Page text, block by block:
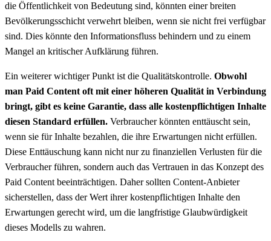
die Öffentlichkeit von Bedeutung sind, könnten einer breiten
Bevölkerungsschicht verwehrt bleiben, wenn sie nicht frei verfügbar
sind. Dies könnte den Informationsfluss behindern und zu einem
Mangel an kritischer Aufklärung führen.
Ein weiterer wichtiger Punkt ist die Qualitätskontrolle. Obwohl
man Paid Content oft mit einer höheren Qualität in Verbindung
bringt, gibt es keine Garantie, dass alle kostenpflichtigen Inhalte
diesen Standard erfüllen. Verbraucher könnten enttäuscht sein,
wenn sie für Inhalte bezahlen, die ihre Erwartungen nicht erfüllen.
Diese Enttäuschung kann nicht nur zu finanziellen Verlusten für die
Verbraucher führen, sondern auch das Vertrauen in das Konzept des
Paid Content beeinträchtigen. Daher sollten Content-Anbieter
sicherstellen, dass der Wert ihrer kostenpflichtigen Inhalte den
Erwartungen gerecht wird, um die langfristige Glaubwürdigkeit
dieses Modells zu wahren.